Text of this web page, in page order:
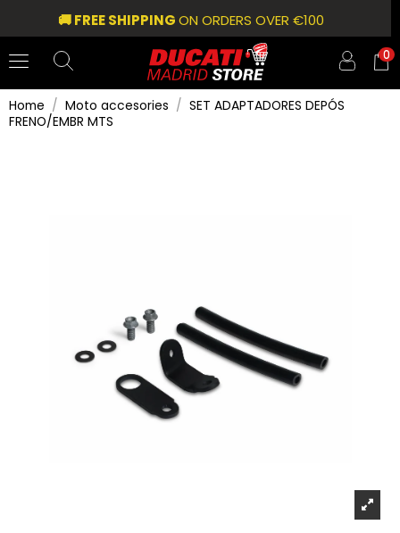
🚚 FREE SHIPPINGON ORDERS OVER €100
0
Home Moto accesories
SET ADAPTADORES DEPÓS
FRENO/EMBR MTS